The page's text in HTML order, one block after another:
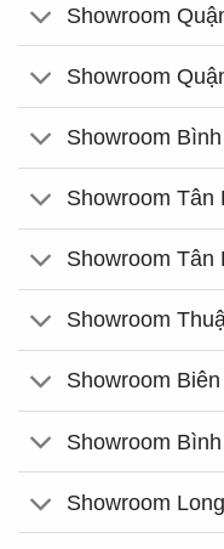
Showroom
Showroom
Showroom
Showroom Tân
Showroom Tân
Showroom
Showroom
Showroom
Showroom